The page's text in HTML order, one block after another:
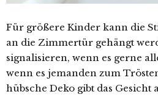
Für größere Kinder kann die
an die Zimmertür gehängt
signalisieren, wenn es gerne
wenn es jemanden zum
hübsche Deko gibt das Gesicht